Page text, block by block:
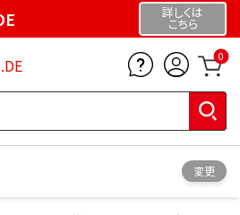
詳しくは
こちら
0
変更